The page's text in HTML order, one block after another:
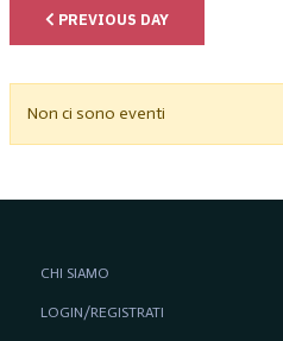
PREVIOUS DAY
Non ci sono eventi
CHI SIAMO
LOGIN/REGISTRATI